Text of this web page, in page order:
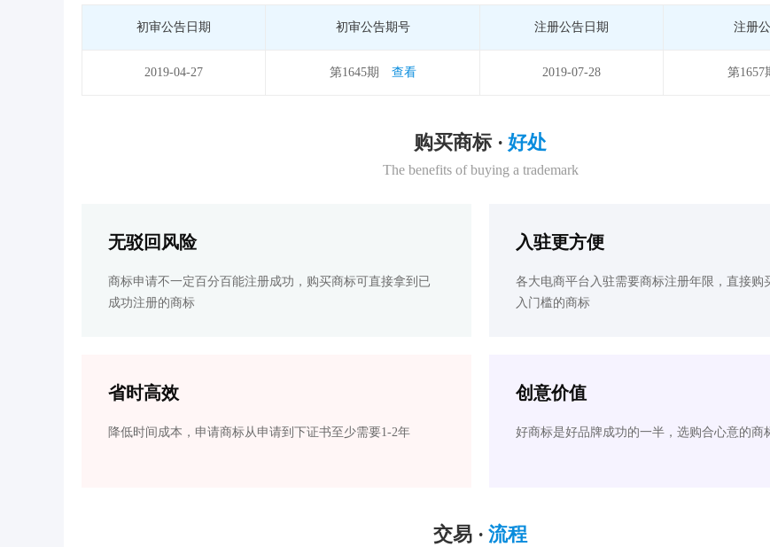
初审公告日期 初审公告期号 注册公告日期 注册
2019-04-27 第1645期 查看 2019-07-28 第1657
购买商标 · 好处
The benefits of buying a trademark
无驳回风险
商标申请不一定百分百能注册成功，购买商标可直接拿到已
成功注册的商标
入驻更方便
各大电商平台入驻需要商标注册年限，直接购
入门槛的商标
省时高效
降低时间成本，申请商标从申请到下证书至少需要1-2年
创意价值
好商标是好品牌成功的一半，选购合心意的商
交易 · 流程